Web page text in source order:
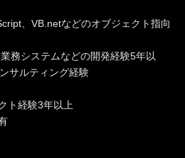
、VB.netなどのオブジェクト指向
務システムなどの開発経験5年以
サルティング経験
ト経験3年以上